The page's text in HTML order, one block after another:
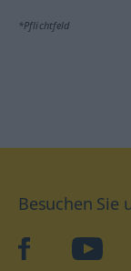
*Pflichtfeld
Besuchen Sie
facebookYouTube